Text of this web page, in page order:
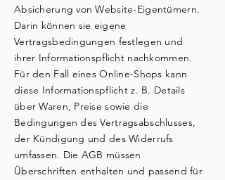
Absicherung von Website-Eigentümern.
Darin können sie eigene
Vertragsbedingungen festlegen und
ihrer Informationspflicht nachkommen.
Für den Fall eines Online-Shops kann
diese Informationspflicht z. B. Details
über Waren, Preise sowie die
Bedingungen des Vertragsabschlusses,
der Kündigung und des Widerrufs
umfassen. Die AGB müssen
Überschriften enthalten und passend für